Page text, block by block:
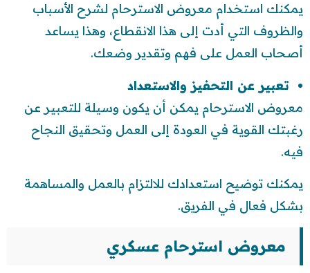
يمكنك استخدام معروض الاسترحام لشرح الأسباب
والظروف التي أدت إلى هذا الانقطاع، وهذا يساعد
أصحاب العمل على فهم وتقدير وضعك.
تعبير عن التحفيز والاستعداد
معروض الاسترحام يمكن أن يكون وسيلة للتعبير عن
رغبتك القوية في العودة إلى العمل وتحقيق النجاح
فيه.
يمكنك توضيح استعدادك للالتزام بالعمل والمساهمة
بشكل فعال في الفريق.
معروض استرحام عسكري